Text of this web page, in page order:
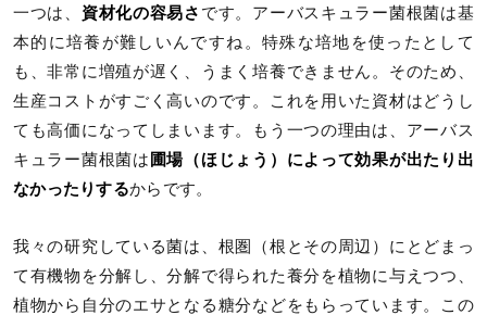
一つは、 資材化の容易さ です。アーバスキュラー菌根菌は基
本的に培養が難しいんですね。特殊な培地を使ったとして
も、非常に増殖が遅く、うまく培養できません。そのため、
生産コストがすごく高いのです。これを用いた資材はどうし
ても高価になってしまいます。もう一つの理由は、アーバス
キュラー菌根菌は 圃場（ほじょう）によって効果が出たり出
なかったりするからです。
我々の研究している菌は、根圏（根とその周辺）にとどまっ
て有機物を分解し、分解で得られた養分を植物に与えつつ、
植物から自分のエサとなる糖分などをもらっています。この